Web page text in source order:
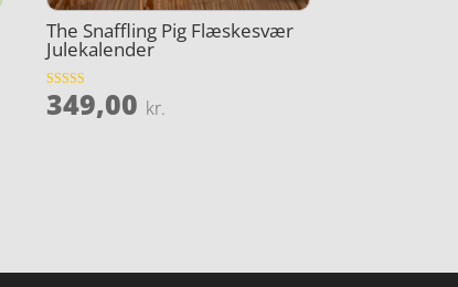
The Snaffling Pig Flæskesvær
Julekalender
Vurderet
4.6
349,00 kr.